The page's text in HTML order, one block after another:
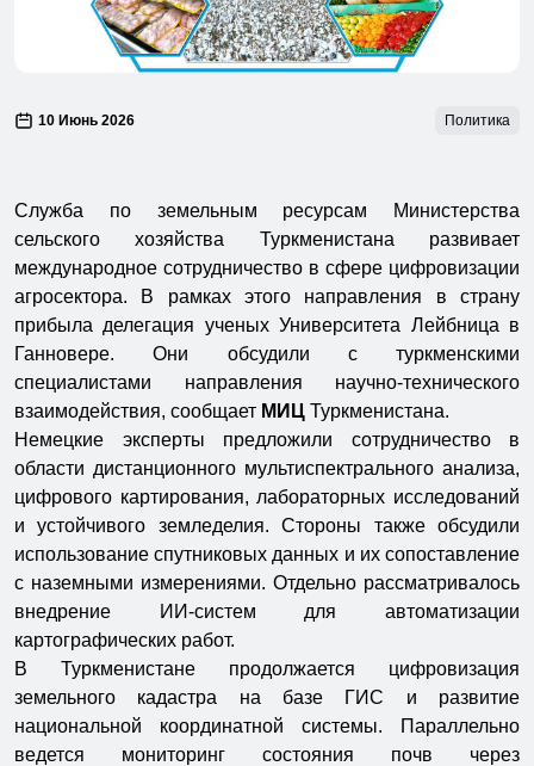
10 Июнь 2026 Политика
Служба по земельным ресурсам Министерства
сельского хозяйства Туркменистана развивает
международное сотрудничество в сфере цифровизации
агросектора. В рамках этого направления в страну
прибыла делегация ученых Университета Лейбница в
Ганновере. Они обсудили с туркменскими
специалистами направления научно-технического
взаимодействия, сообщает МИЦ Туркменистана.
Немецкие эксперты предложили сотрудничество в
области дистанционного мультиспектрального анализа,
цифрового картирования, лабораторных исследований
и устойчивого земледелия. Стороны также обсудили
использование спутниковых данных и их сопоставление
с наземными измерениями. Отдельно рассматривалось
внедрение ИИ-систем для автоматизации
картографических работ.
В Туркменистане продолжается цифровизация
земельного кадастра на базе ГИС и развитие
национальной координатной системы. Параллельно
ведется мониторинг состояния почв через